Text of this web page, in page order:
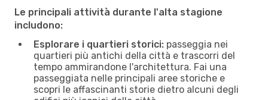
Le principali attività durante l'alta stagione
includono:
Esplorare i quartieri storici: passeggia nei
quartieri più antichi della città e trascorri del
tempo ammirandone l'architettura. Fai una
passeggiata nelle principali aree storiche e
scopri le affascinanti storie dietro alcuni degli